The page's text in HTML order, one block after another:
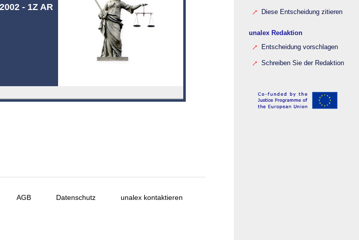
Diese Entscheidung zitieren
unalex Redaktion
Entscheidung vorschlagen
Schreiben Sie der Redaktion
- 1Z AR
AGB Datenschutz unalex kontaktieren